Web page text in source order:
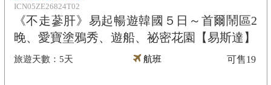
ICN05ZE26824T02
《不走蔘肝》易起暢遊韓國５日～首爾鬧區2
晚、愛寶塗鴉秀、遊船、祕密花園【易斯達】
5天 航班 可售19